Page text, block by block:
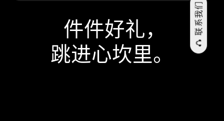
联系我们
件件好礼，
跳⁠进⁠心⁠坎⁠里。